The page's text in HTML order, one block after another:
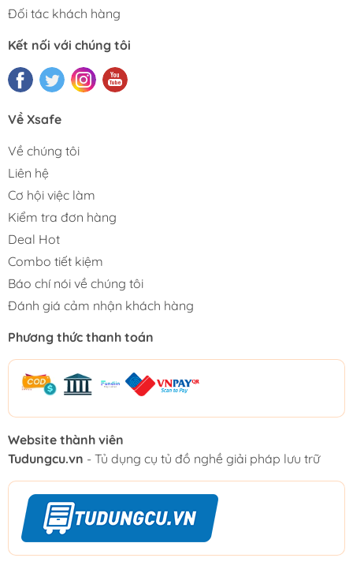
Đối tác khách hàng
Kết nối với chúng tôi
Về Xsafe
Về chúng tôi
Liên hệ
Cơ hội việc làm
Kiểm tra đơn hàng
Deal Hot
Combo tiết kiệm
Báo chí nói về chúng tôi
Đánh giá cảm nhận khách hàng
Phương thức thanh toán
Website thành viên
Tudungcu.vn - Tủ dụng cụ tủ đồ nghề giải pháp lưu trữ